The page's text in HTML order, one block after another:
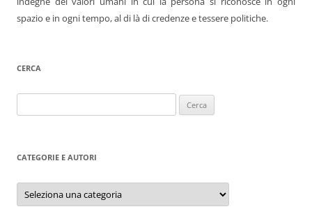
spazio e in ogni tempo, al di là di credenze e tessere politiche.
CERCA
per:
CATEGORIE E AUTORI
Categorie
autori